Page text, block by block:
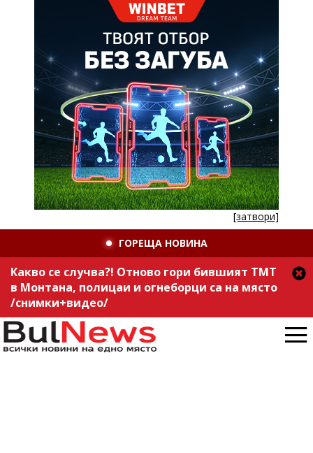
[затвори]
ГОРЕЩА НОВИНА
Какво се случва?! Отново гори бившият ТМТ
в Монтана, полицаи и огнеборци са на място
/снимки+видео/